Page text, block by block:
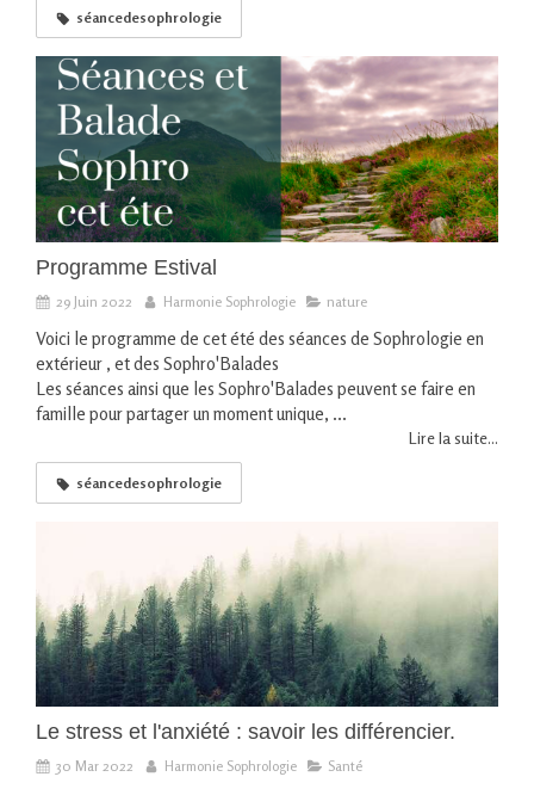
séancedesophrologie
Programme Estival
29 Juin 2022 Harmonie Sophrologie nature
Voici le programme de cet été des séances de Sophrologie en
extérieur , et des Sophro'Balades
Les séances ainsi que les Sophro'Balades peuvent se faire en
famille pour partager un moment unique, ...
Lire la suite...
séancedesophrologie
Le stress et l'anxiété : savoir les différencier.
30 Mar 2022 Harmonie Sophrologie Santé